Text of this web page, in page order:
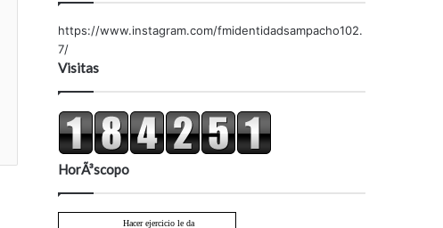
https://www.instagram.com/fmidentidadsampacho102.
7/
Visitas
HorÃ³scopo